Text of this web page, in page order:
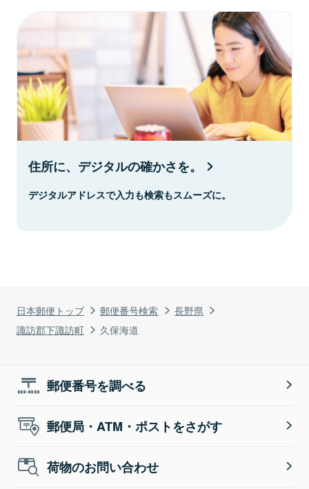
日本郵便トップ 郵便番号検索
長野県
諏訪郡下諏訪町
久保海道
住所に、デジタルの確かさを。
デジタルアドレスで入力も検索もスムーズに。
郵便番号を調べる
郵便局・ATM・ポストをさがす
荷物のお問い合わせ